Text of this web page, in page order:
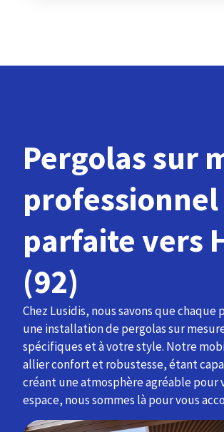
Pergolas sur
parfaite vers
(92)
Chez Lusidis, nous savons que
une installation de pergolas sur
spécifiques et à votre style. Notre
allier confort et robustesse, étant
créant une atmosphère agréable pour
espace, nous sommes là pour vous